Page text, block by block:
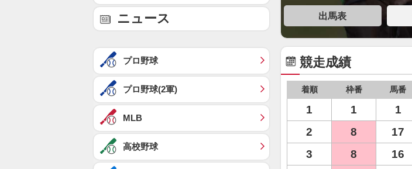
出馬表
競走成績
着順 枠番 馬番
1 1 1
2
8 17
3
8 16
ニュース
プロ野球
プロ野球(2軍)
MLB
高校野球